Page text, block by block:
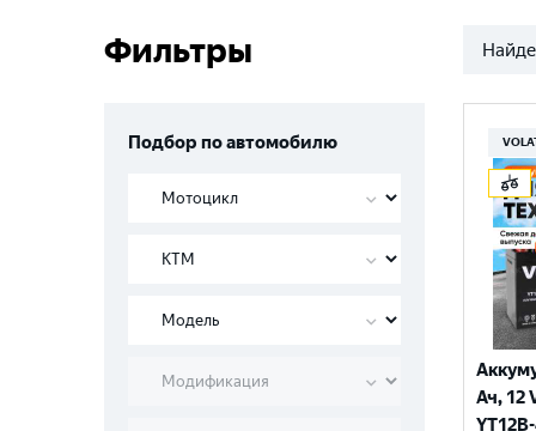
Фильтры
Подбор по автомобилю
Ач, 12